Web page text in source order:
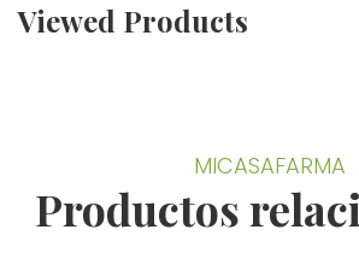
Viewed Products
MICASAFARMA
Productos